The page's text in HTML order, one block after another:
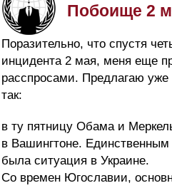
Побоище 2
Поразительно, что спустя
инцидента 2 мая, меня еще
расспросами. Предлагаю уже
так:
в ту пятницу Обама и
в Вашингтоне.
была ситуация в Украине.
Со времен Югославии,